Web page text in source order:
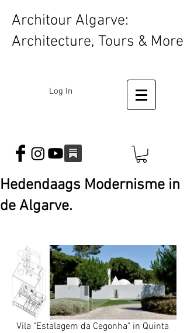
Architour Algarve:
Architecture, Tours & More
Log In
Hedendaags Modernisme in
de Algarve.
Vila "Estalagem da Cegonha" in Quinta